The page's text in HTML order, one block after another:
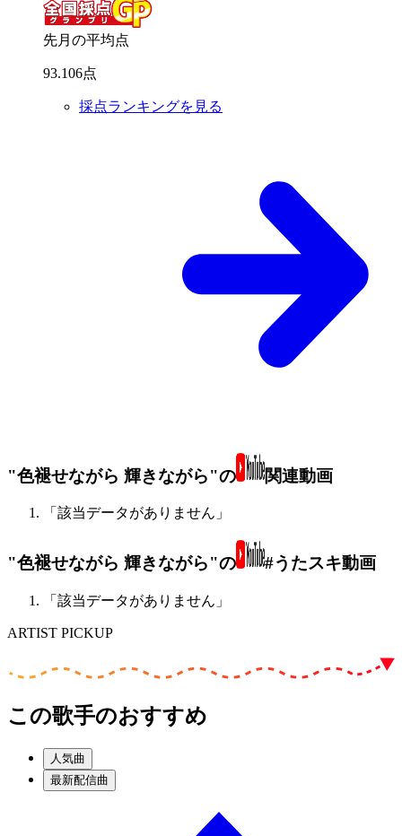
先月の平均点
93.106点
採点ランキングを見る
"色褪せながら 輝きながら"の 関連動画
「該当データがありません」
"色褪せながら 輝きながら"の #うたスキ動画
「該当データがありません」
ARTIST PICKUP
この歌手のおすすめ
人気曲
最新配信曲